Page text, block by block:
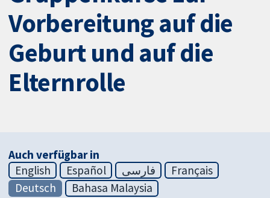
Vorbereitung auf die
Geburt und auf die
Elternrolle
Auch verfügbar in
English
Español فارسی
Français
Deutsch
Bahasa Malaysia